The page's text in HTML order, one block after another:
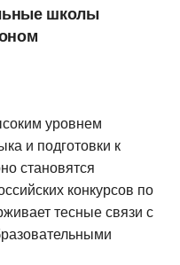
школы
уровнем
и подготовки к
становятся
конкурсов по
тесные связи с